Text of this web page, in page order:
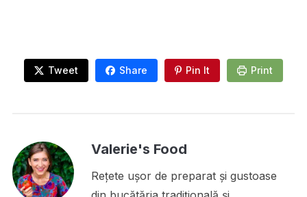
Tweet Share Pin It Print
Valerie's Food
Rețete ușor de preparat și gustoase